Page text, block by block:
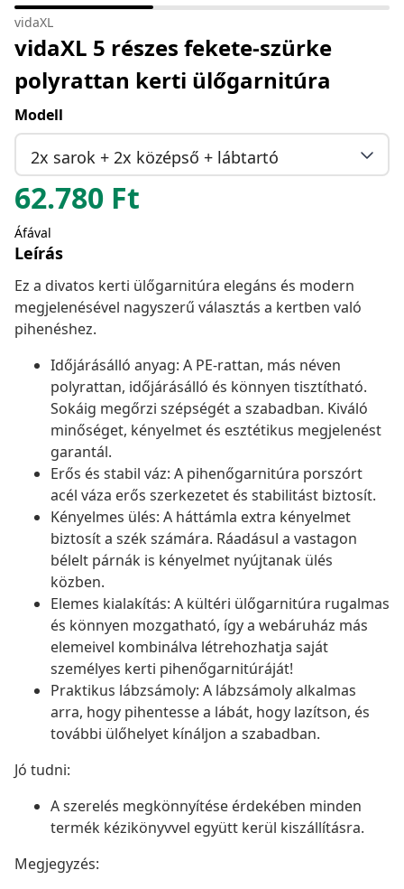
vidaXL
vidaXL 5 részes fekete-szürke
polyrattan kerti ülőgarnitúra
Modell
2x sarok + 2x középső + lábtartó
62.780 Ft
Áfával
Leírás
Ez a divatos kerti ülőgarnitúra elegáns és modern
megjelenésével nagyszerű választás a kertben való
pihenéshez.
Időjárásálló anyag: A PE-rattan, más néven
polyrattan, időjárásálló és könnyen tisztítható.
Sokáig megőrzi szépségét a szabadban. Kiváló
minőséget, kényelmet és esztétikus megjelenést
garantál.
Erős és stabil váz: A pihenőgarnitúra porszórt
acél váza erős szerkezetet és stabilitást biztosít.
Kényelmes ülés: A háttámla extra kényelmet
biztosít a szék számára. Ráadásul a vastagon
bélelt párnák is kényelmet nyújtanak ülés
közben.
Elemes kialakítás: A kültéri ülőgarnitúra rugalmas
és könnyen mozgatható, így a webáruház más
elemeivel kombinálva létrehozhatja saját
személyes kerti pihenőgarnitúráját!
Praktikus lábzsámoly: A lábzsámoly alkalmas
arra, hogy pihentesse a lábát, hogy lazítson, és
további ülőhelyet kínáljon a szabadban.
Jó tudni:
A szerelés megkönnyítése érdekében minden
termék kézikönyvvel együtt kerül kiszállításra.
Megjegyzés: